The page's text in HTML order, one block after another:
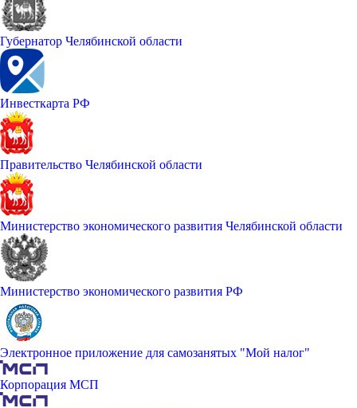
Губернатор Челябинской области
Инвесткарта РФ
Правительство Челябинской области
Министерство экономического развития Челябинской области
Министерство экономического развития РФ
Электронное приложение для самозанятых "Мой налог"
Корпорация МСП